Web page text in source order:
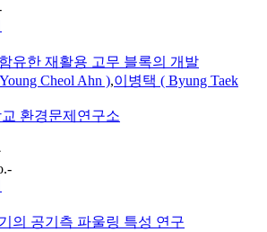
유한 재활용 고무 블록의 개발
CheolAhn ),이병택 ( Byung Taek
환경문제연구소
의 공기측 파울링 특성 연구